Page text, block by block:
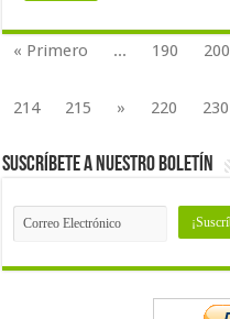
« Primero ... 190 200
214
215 » 220 230
Suscríbete a nuestro Boletín